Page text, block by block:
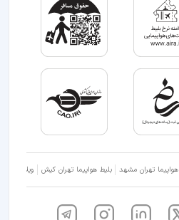
هواپیما تهران مشهد بلیط هواپیما تهران کیش ویلا شمال